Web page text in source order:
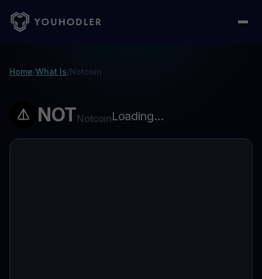
Home/What Is/Notcoin
NOTNotcoinLoading...